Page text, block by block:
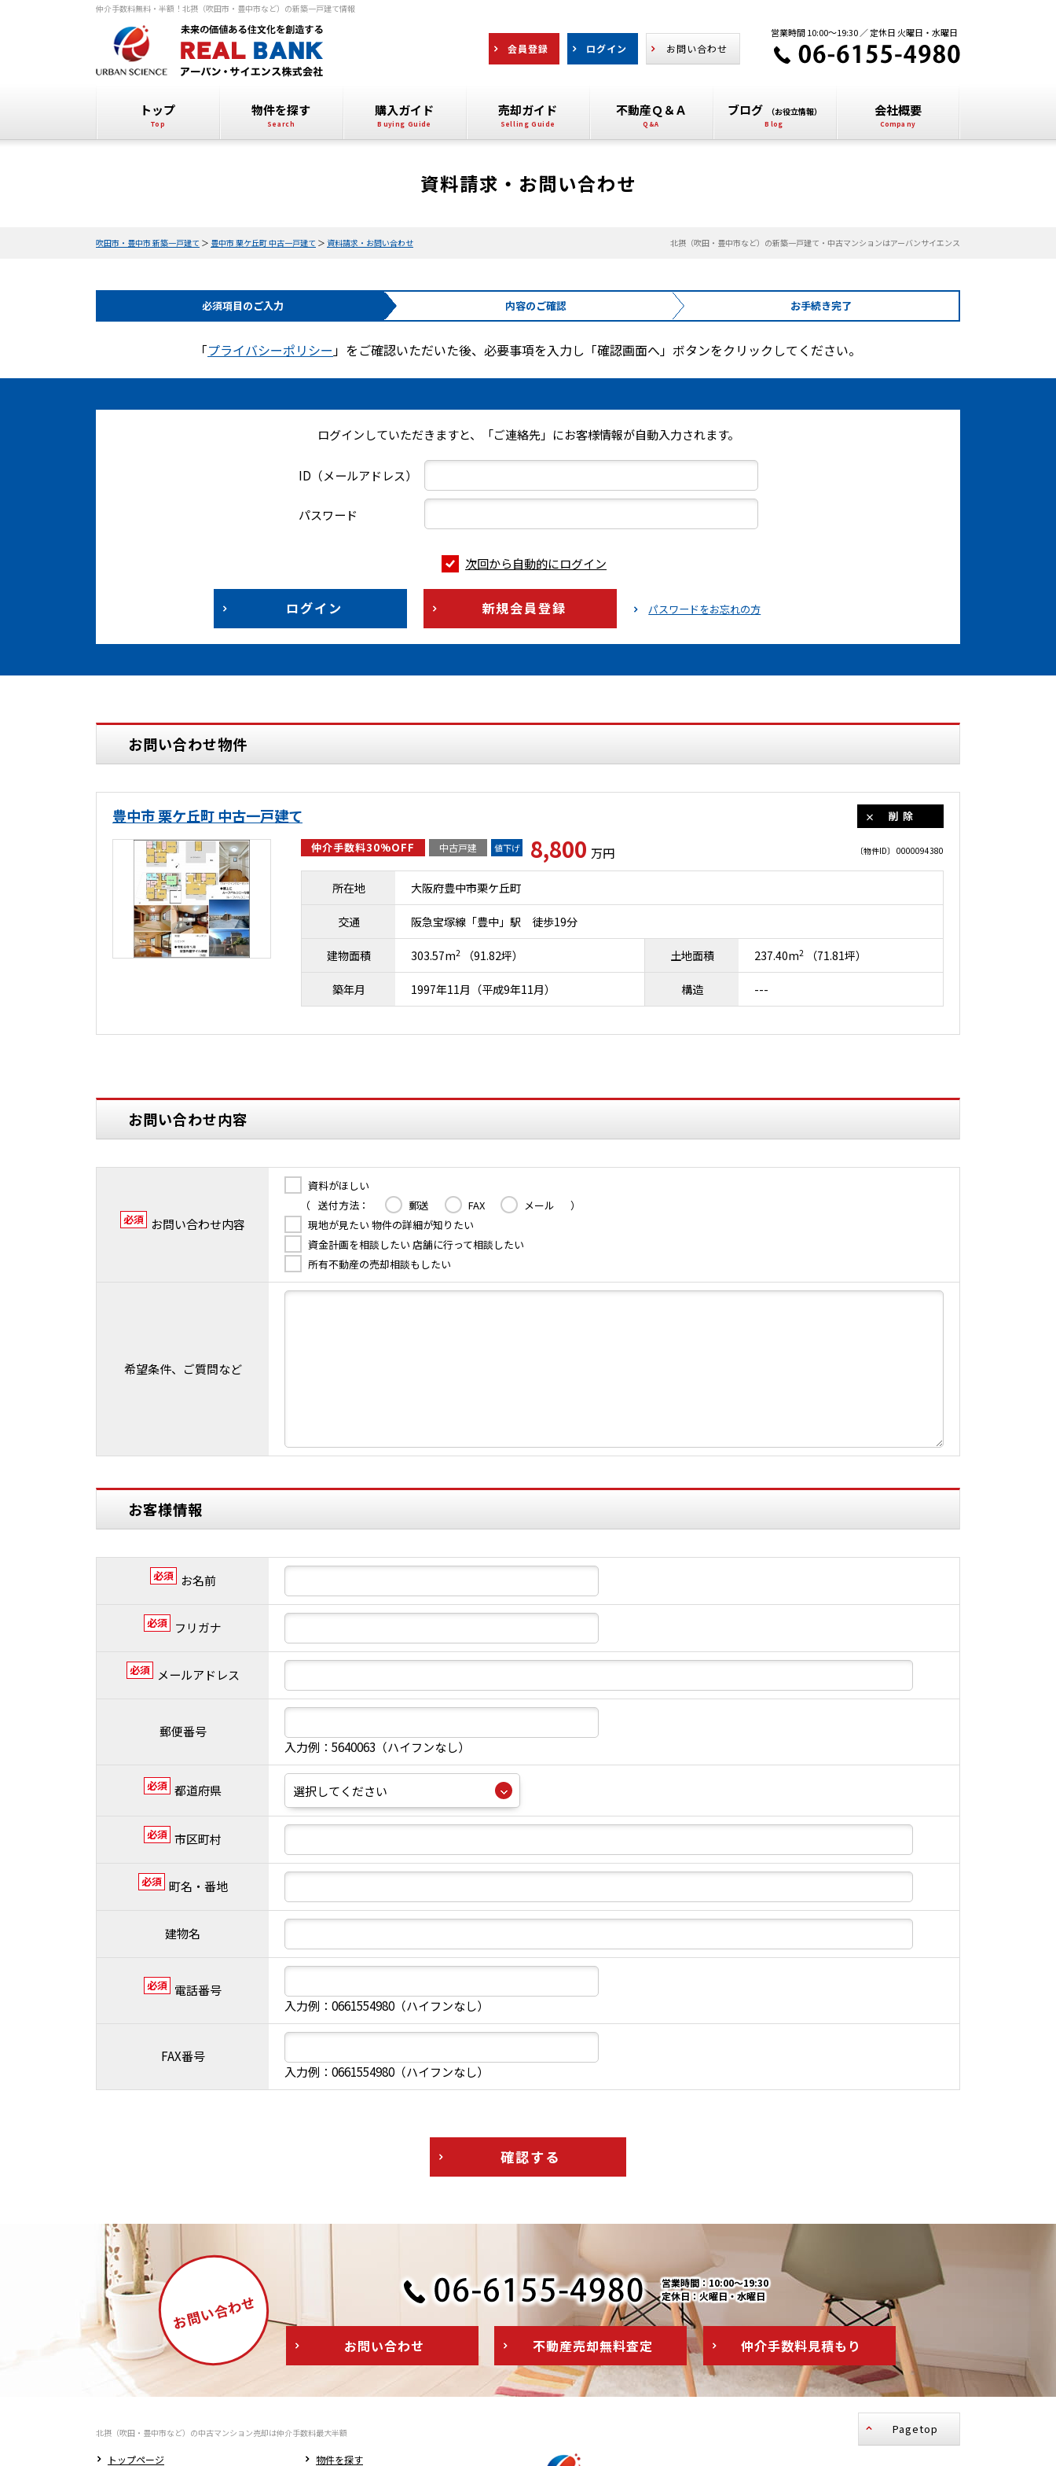
仲介手数料無料・半額！北摂（吹田市・豊中市など）の新築一戸建て情報
会員登録 ログイン お問い合わせ
営業時間 10:00～19:30 ／ 定休日 火曜日・水曜日
トップ 物件を探す 購入ガイド 売却ガイド 不動産Ｑ＆Ａ ブログ （お役立情報） 会社概要
資料請求・お問い合わせ
吹田市・豊中市 新築一戸建て ＞ 豊中市 栗ケ丘町 中古一戸建て ＞ 資料請求・お問い合わせ 北摂（吹田・豊中市など）の新築一戸建て・中古マンションはアーバンサイエンス
必須項目のご入力 内容のご確認 お手続き完了
「プライバシーポリシー」をご確認いただいた後、必要事項を入力し「確認画面へ」ボタンをクリックしてください。
ログインしていただきますと、「ご連絡先」にお客様情報が自動入力されます。
ID（メールアドレス）
パスワード
次回から自動的にログイン
ログイン 新規会員登録 パスワードをお忘れの方
お問い合わせ物件
豊中市 栗ケ丘町 中古一戸建て 削除
〔物件ID〕 0000094380
仲介手数料30%OFF 中古戸建 値下げ 8,800 万円
所在地 大阪府豊中市栗ケ丘町
交通 阪急宝塚線「豊中」駅 徒歩19分
建物面積 303.57m2 （91.82坪） 土地面積 237.40m2 （71.81坪）
築年月 1997年11月（平成9年11月） 構造 ---
お問い合わせ内容
必須 お問い合わせ内容
資料がほしい
（ 送付方法： 郵送 FAX メール
）
現地が見たい 物件の詳細が知りたい
資金計画を相談したい 店舗に行って相談したい
所有不動産の売却相談もしたい
希望条件、ご質問など
お客様情報
必須 お名前
必須 フリガナ
必須 メールアドレス
郵便番号
入力例：5640063（ハイフンなし）
必須 都道府県
必須 市区町村
必須 町名・番地
建物名
必須 電話番号
入力例：0661554980（ハイフンなし）
FAX番号
入力例：0661554980（ハイフンなし）
確認する
お問い合わせ
営業時間：10:00～19:30
定休日：火曜日・水曜日
お問い合わせ 不動産売却無料査定 仲介手数料見積もり
Pagetop
北摂（吹田・豊中市など）の中古マンション売却は仲介手数料最大半額
トップページ 物件を探す